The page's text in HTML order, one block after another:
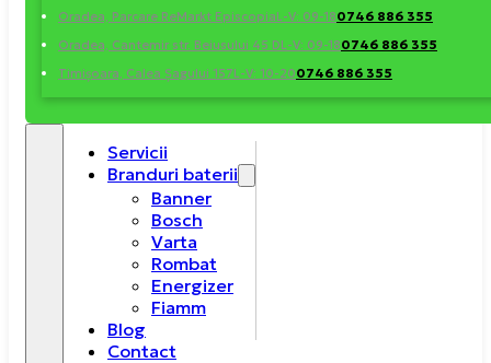
Oradea, Parcare ReMarkt EpiscopiaL-V: 09-180746 886 355
Oradea, Cantemir str. Beiusului 45 DL-V: 09-180746 886 355
Timișoara, Calea Șagului 157L-V: 10-200746 886 355
Servicii
Branduri baterii
Banner
Bosch
Varta
Rombat
Energizer
Fiamm
Blog
Contact